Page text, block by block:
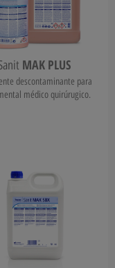
MAK PLUS
descontaminante para
médico quirúrugico.